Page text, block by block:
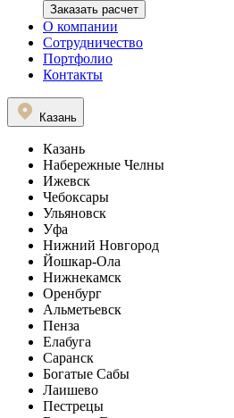
Заказать расчет
О компании
Сотрудничество
Портфолио
Контакты
Казань
Казань
Набережные Челны
Ижевск
Чебоксары
Ульяновск
Уфа
Нижний Новгород
Йошкар-Ола
Нижнекамск
Оренбург
Альметьевск
Пенза
Елабуга
Саранск
Богатые Сабы
Лаишево
Пестрецы